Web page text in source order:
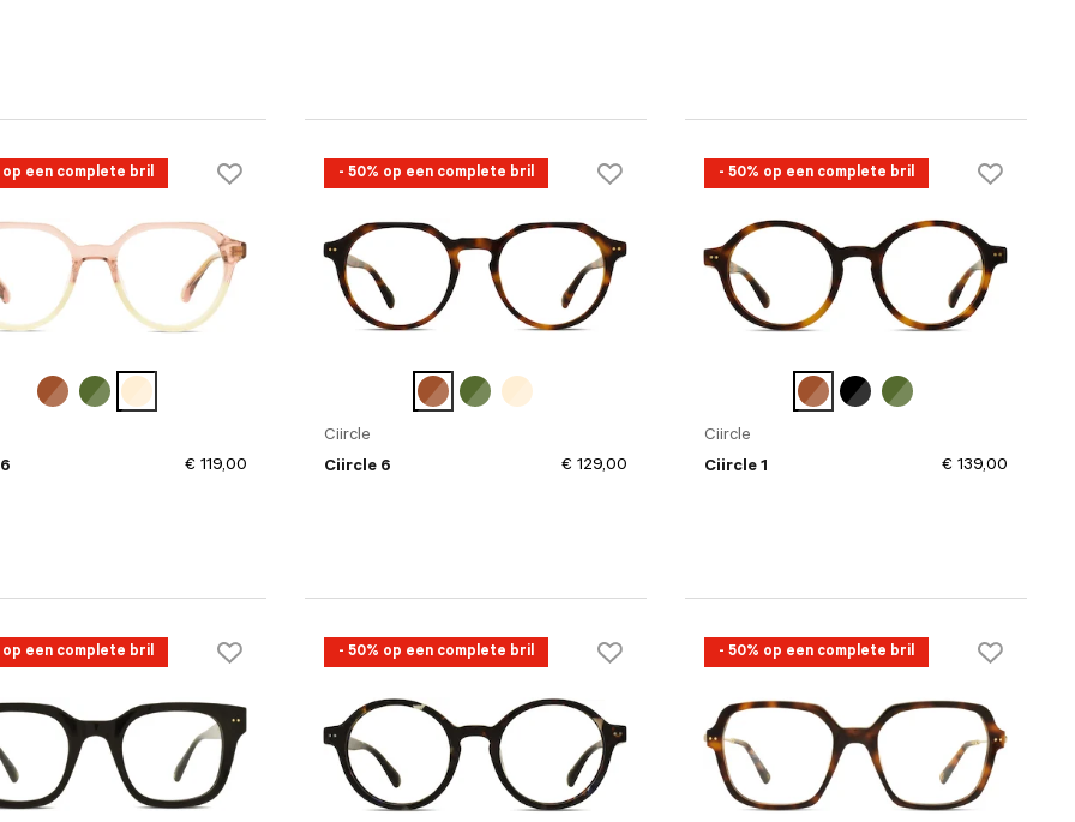
op een complete bril
€ 119,00
- 50% op een complete bril
Ciircle
Ciircle 6
€ 129,00
- 50% op een complete bril
Ciircle
Ciircle 1
€ 139,00
op een complete bril - 50% op een complete bril - 50% op een complete bril